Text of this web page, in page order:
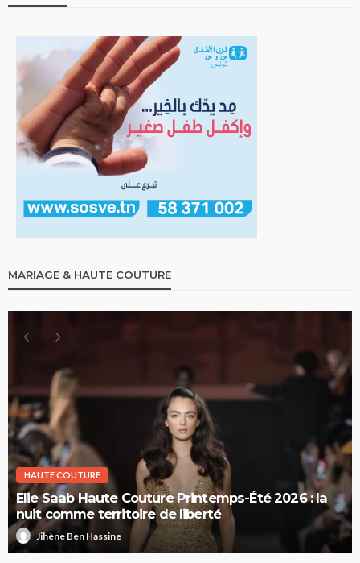
MARIAGE & HAUTE COUTURE
HAUTE COUTURE
Elie Saab Haute Couture Printemps-Été 2026 : la
nuit comme territoire de liberté
Jihène Ben Hassine